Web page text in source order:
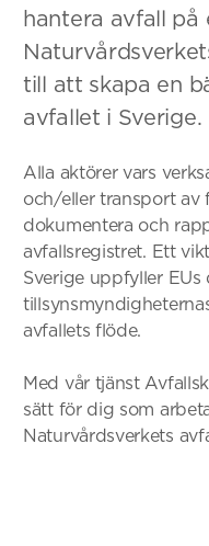
hantera avfall
till att skapa en
avfallet i Sverige.
Alla aktörer vars
och/eller transport av
dokumentera och
avfallsregistret. Ett
Sverige uppfyller EUs
avfallets flöde.
Med vår tjänst
sätt för dig som
Naturvårdsverkets